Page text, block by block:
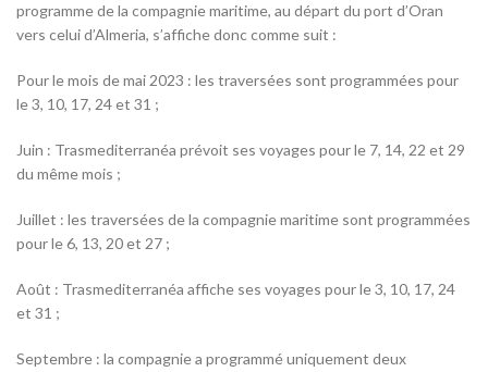
programme de la compagnie maritime, au départ du port d’Oran
vers celui d’Almeria, s’affiche donc comme suit :
Pour le mois de mai 2023 : les traversées sont programmées pour
le 3, 10, 17, 24 et 31 ;
Juin : Trasmediterranéa prévoit ses voyages pour le 7, 14, 22 et 29
du même mois ;
Juillet : les traversées de la compagnie maritime sont programmées
pour le 6, 13, 20 et 27 ;
Août : Trasmediterranéa affiche ses voyages pour le 3, 10, 17, 24
et 31 ;
Septembre : la compagnie a programmé uniquement deux